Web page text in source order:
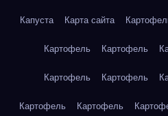
Капуста Карта сайта
Картофель Картофель
Картофель Картофель
Картофель Картофель